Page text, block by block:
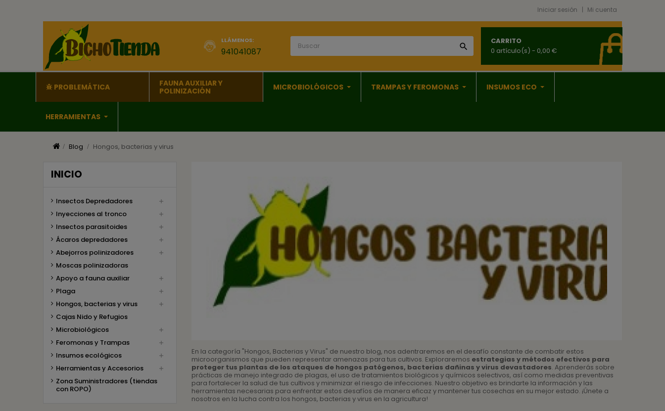
Iniciar sesión Mi cuenta
LLÁMENOS:
941041087 
CARRITO
0 artículo(s) - 0,00 €
PROBLEMÁTICA
FAUNA AUXILIAR Y
POLINIZACIÓN
MICROBIOLÓGICOS TRAMPAS Y FEROMONAS INSUMOS ECO
HERRAMIENTAS
Blog Hongos, bacterias y virus
INICIO
Insectos Depredadores 
Inyecciones al tronco 
Insectos parasitoides 
Ácaros depredadores 
Abejorros polinizadores 
Moscas polinizadoras
Apoyo a fauna auxiliar

Plaga 
Hongos, bacterias y virus 
Cajas Nido y Refugios
Microbiológicos

Feromonas y Trampas 
Insumos ecológicos 
Herramientas y Accesorios 
Zona Suministradores (tiendas
con ROPO)
En la categoría "Hongos, Bacterias y Virus" de nuestro blog, nos adentraremos en el desafío constante de combatir estos
microorganismos que pueden representar amenazas para tus cultivos. Exploraremos estrategias y métodos efectivos para
proteger tus plantas de los ataques de hongos patógenos, bacterias dañinas y virus devastadores. Aprenderás sobre
prácticas de manejo integrado de plagas, el uso de tratamientos biológicos y químicos selectivos, así como medidas preventivas
para fortalecer la salud de tus cultivos y minimizar el riesgo de infecciones. Nuestro objetivo es brindarte la información y las
herramientas necesarias para enfrentar estos desafíos de manera eficaz y mantener tus cosechas en su mejor estado. ¡Únete a
nosotros en la lucha contra los hongos, bacterias y virus en la agricultura!